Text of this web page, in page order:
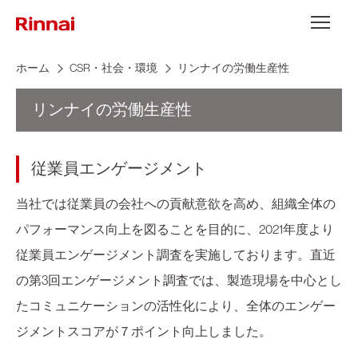
メニュー
ホーム CSR・社会・環境 リンナイの労働生産性
リンナイの労働生産性
従業員エンゲージメント
当社では従業員の会社への貢献意欲を高め、組織全体の
パフォーマンス向上を図ることを目的に、2021年度より
従業員エンゲージメント調査を実施しております。直近
の第3回エンゲージメント調査では、製造現場を中心とし
たコミュニケーションの活性化により、全体のエンゲー
ジメントスコアが７ポイント向上しました。